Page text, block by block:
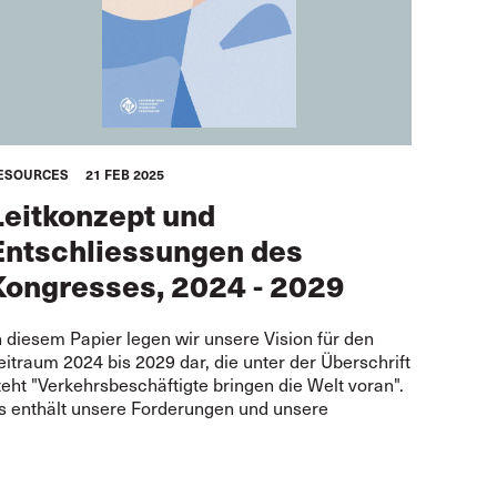
21 FEB 2025
und
des
2024 - 2029
diesem Papier legen wir unsere Vision für den
2024 bis 2029 dar, die unter der Überschrift
"Verkehrsbeschäftigte bringen die Welt voran".
enthält unsere Forderungen und unsere